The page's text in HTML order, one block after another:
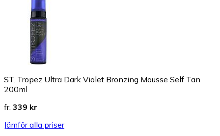
ST. Tropez Ultra Dark Violet Bronzing Mousse Self Tan
200ml
fr. 339 kr
Jämför alla priser